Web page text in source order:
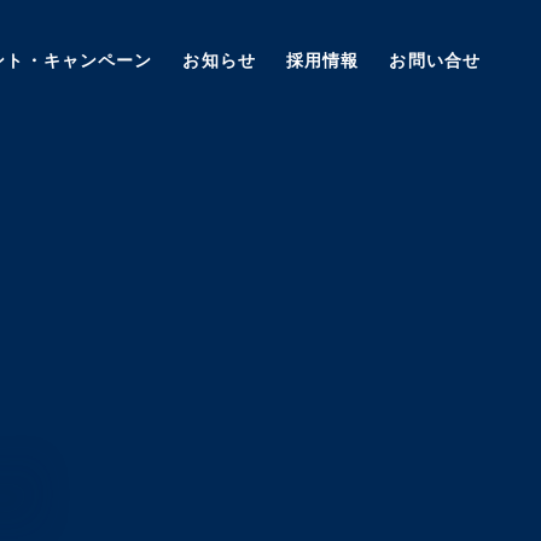
ト・キャンペーン お知らせ 採用情報 お問い合せ